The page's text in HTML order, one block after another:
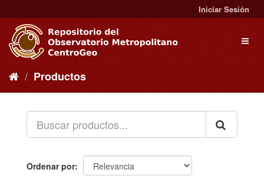
al
contenido
Iniciar Sesión
Productos
Ordenar por